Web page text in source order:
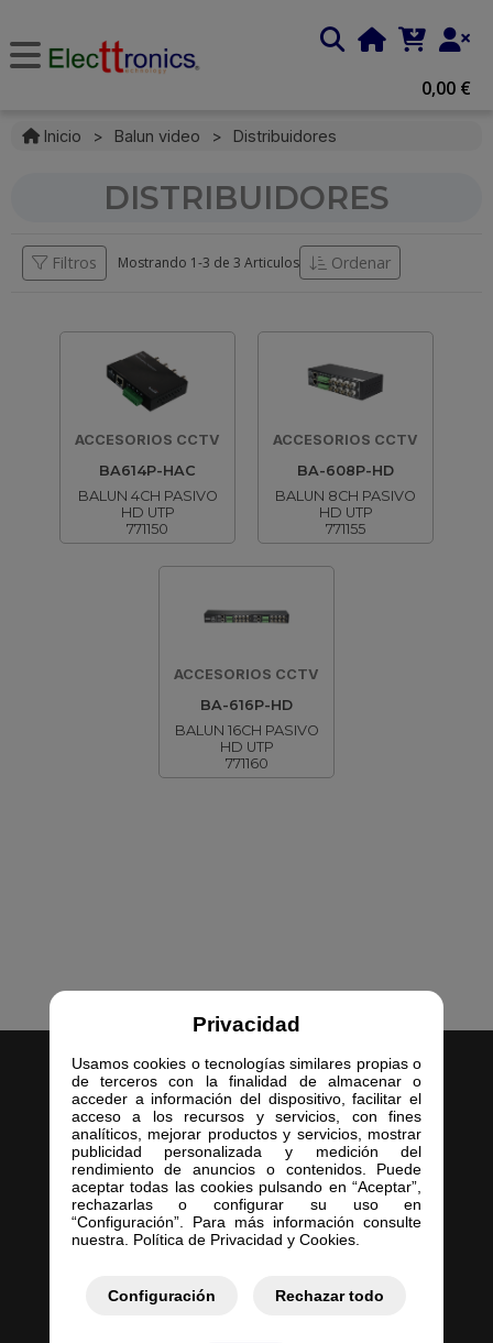
Privacidad
Usamos cookies o tecnologías similares propias o
de terceros con la finalidad de almacenar o
acceder a información del dispositivo, facilitar el
acceso a los recursos y servicios, con fines
analíticos, mejorar productos y servicios, mostrar
publicidad personalizada y medición del
rendimiento de anuncios o contenidos. Puede
aceptar todas las cookies pulsando en “Aceptar”,
rechazarlas o configurar su uso en
“Configuración”. Para más información consulte
nuestra. Política de Privacidad y Cookies.
Configuración Rechazar todo
0,00 €
Inicio > Balun video > Distribuidores
DISTRIBUIDORES
Filtros Mostrando 1-3 de 3 Articulos Ordenar
ACCESORIOS CCTV
BA614P-HAC
BALUN 4CH PASIVO
HD UTP
771150
ACCESORIOS CCTV
BA-608P-HD
BALUN 8CH PASIVO
HD UTP
771155
ACCESORIOS CCTV
BA-616P-HD
BALUN 16CH PASIVO
HD UTP
771160
Inicio
Empresa
Servicios
Contacto
Mis Presupuestos